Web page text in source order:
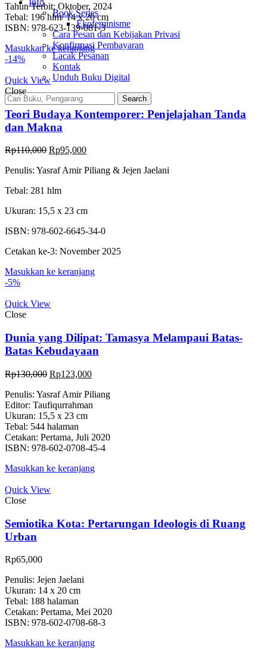
Info
Book Series
Ekofeminisme
Cara Pesan dan Kebijakan Privasi
Konfirmasi Pembayaran
Lacak Pesanan
Kontak
Unduh Buku Digital
Search
Tahun Terbit: Oktober, 2024
Tebal: 196 hlm/ 14 x 20 cm
ISBN: 978-623-139-081-3
Masukkan ke keranjang
-14%
Quick View
Close
Teori Budaya Kontemporer: Penjelajahan Tanda
dan Makna
Rp110,000 Rp95,000
Penulis: Yasraf Amir Piliang & Jejen Jaelani
Tebal: 281 hlm
Ukuran: 15,5 x 23 cm
ISBN: 978-602-6645-34-0
Cetakan ke-3: November 2025
Masukkan ke keranjang
-5%
Quick View
Close
Dunia yang Dilipat: Tamasya Melampaui Batas-
Batas Kebudayaan
Rp130,000 Rp123,000
Penulis: Yasraf Amir Piliang
Editor: Taufiqurrahman
Ukuran: 15,5 x 23 cm
Tebal: 544 halaman
Cetakan: Pertama, Juli 2020
ISBN: 978-602-0708-45-4
Masukkan ke keranjang
Quick View
Close
Semiotika Kota: Pertarungan Ideologis di Ruang
Urban
Rp65,000
Penulis: Jejen Jaelani
Ukuran: 14 x 20 cm
Tebal: 188 halaman
Cetakan: Pertama, Mei 2020
ISBN: 978-602-0708-68-3
Masukkan ke keranjang